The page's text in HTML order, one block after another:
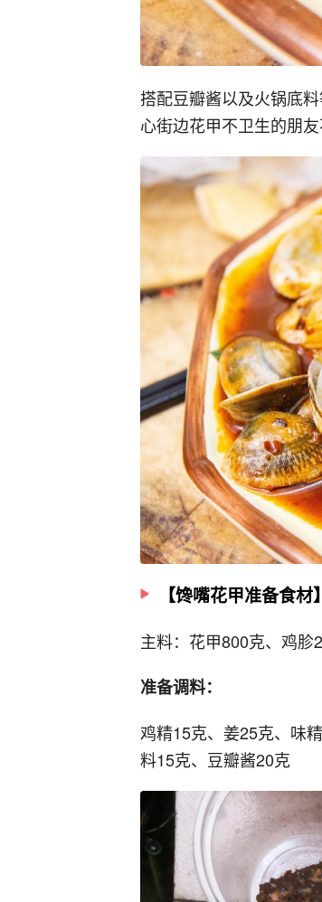
搭配豆瓣酱以及火锅底
心街边花甲不卫生的朋
【馋嘴花甲准备食材】
主料：花甲800克、鸡胗
准备调料：
鸡精15克、姜25克、味
料15克、豆瓣酱20克